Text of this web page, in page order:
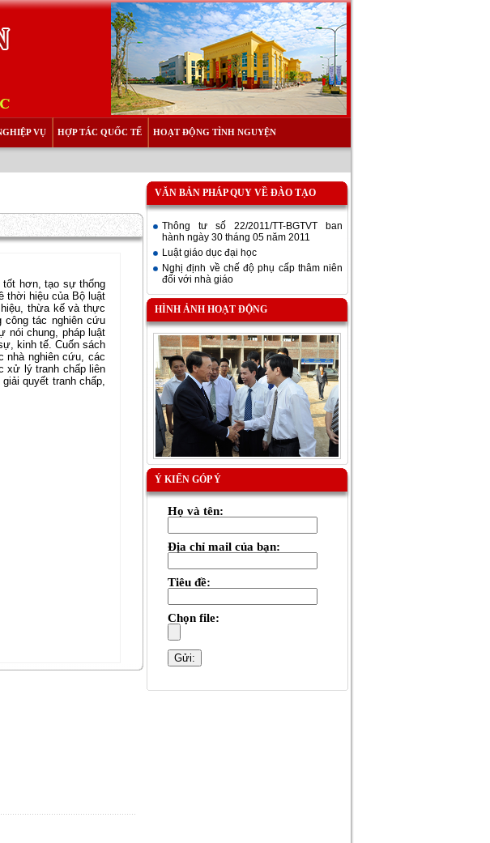
VỤ HỢP TÁC QUỐC TẾ HOẠT ĐỘNG TÌNH NGUYỆN
tốt hơn, tạo sự thống
thời hiệu của Bộ luật
thừa kế và thực
tác nghiên cứu
nói chung, pháp luật
kinh tế. Cuốn sách
nhà nghiên cứu, các
xử lý tranh chấp liên
quyết tranh chấp,
VĂN BẢN PHÁP QUY VỀ ĐÀO TẠO
Thông tư số 22/2011/TT-BGTVT ban
hành ngày 30 tháng 05 năm 2011
Luật giáo dục đại học
Nghị định về chế độ phụ cấp thâm niên
đối với nhà giáo
HÌNH ẢNH HOẠT ĐỘNG
Ý KIẾN GÓP Ý
Họ và tên:
Địa chỉ mail của bạn:
Tiêu đề:
Chọn file: